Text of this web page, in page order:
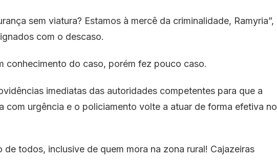
sem viatura? Estamos à mercê da criminalidade, Ramyria”,
com o descaso.
conhecimento do caso, porém fez pouco caso.
imediatas das autoridades competentes para que a
com urgência e o policiamento volte a atuar de forma efetiva no
de todos, inclusive de quem mora na zona rural! Cajazeiras